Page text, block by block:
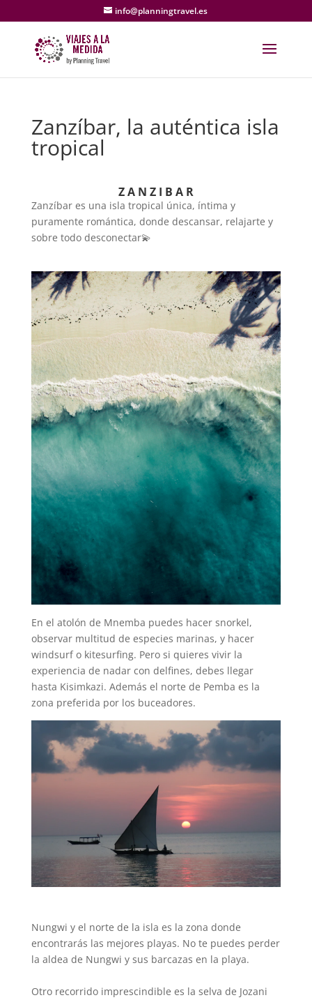
info@planningtravel.es
Zanzíbar, la auténtica isla
tropical
Z A N Z I B A R
Zanzíbar es una isla tropical única, íntima y
puramente romántica, donde descansar, relajarte y
sobre todo desconectar💫
En el atolón de Mnemba puedes hacer snorkel,
observar multitud de especies marinas, y hacer
windsurf o kitesurfing. Pero si quieres vivir la
experiencia de nadar con delfines, debes llegar
hasta Kisimkazi. Además el norte de Pemba es la
zona preferida por los buceadores.
Nungwi y el norte de la isla es la zona donde
encontrarás las mejores playas. No te puedes perder
la aldea de Nungwi y sus barcazas en la playa.
Otro recorrido imprescindible es la selva de Jozani